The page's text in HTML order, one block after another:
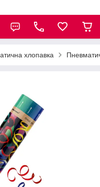
хлопавка